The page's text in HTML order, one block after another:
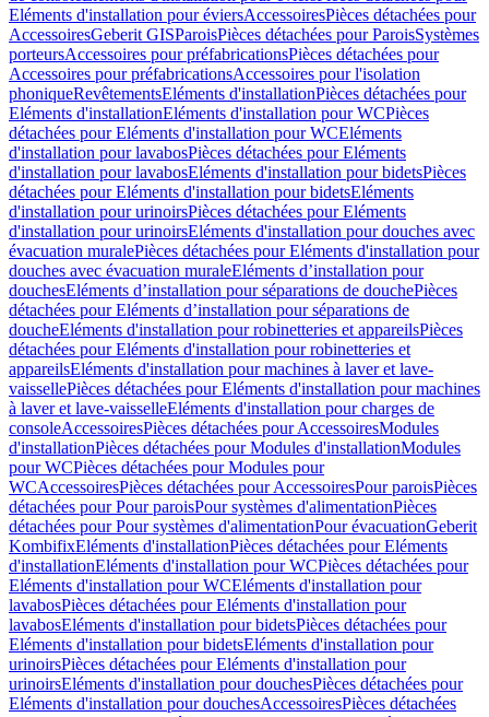
Eléments d'installation pour éviersAccessoiresPièces détachées pour
AccessoiresGeberit GISParoisPièces détachées pour ParoisSystèmes
porteursAccessoires pour préfabricationsPièces détachées pour
Accessoires pour préfabricationsAccessoires pour l'isolation
phoniqueRevêtementsEléments d'installationPièces détachées pour
Eléments d'installationEléments d'installation pour WCPièces
détachées pour Eléments d'installation pour WCEléments
d'installation pour lavabosPièces détachées pour Eléments
d'installation pour lavabosEléments d'installation pour bidetsPièces
détachées pour Eléments d'installation pour bidetsEléments
d'installation pour urinoirsPièces détachées pour Eléments
d'installation pour urinoirsEléments d'installation pour douches avec
évacuation muralePièces détachées pour Eléments d'installation pour
douches avec évacuation muraleEléments d’installation pour
douchesEléments d’installation pour séparations de douchePièces
détachées pour Eléments d’installation pour séparations de
doucheEléments d'installation pour robinetteries et appareilsPièces
détachées pour Eléments d'installation pour robinetteries et
appareilsEléments d'installation pour machines à laver et lave-
vaissellePièces détachées pour Eléments d'installation pour machines
à laver et lave-vaisselleEléments d'installation pour charges de
consoleAccessoiresPièces détachées pour AccessoiresModules
d'installationPièces détachées pour Modules d'installationModules
pour WCPièces détachées pour Modules pour
WCAccessoiresPièces détachées pour AccessoiresPour paroisPièces
détachées pour Pour paroisPour systèmes d'alimentationPièces
détachées pour Pour systèmes d'alimentationPour évacuationGeberit
KombifixEléments d'installationPièces détachées pour Eléments
d'installationEléments d'installation pour WCPièces détachées pour
Eléments d'installation pour WCEléments d'installation pour
lavabosPièces détachées pour Eléments d'installation pour
lavabosEléments d'installation pour bidetsPièces détachées pour
Eléments d'installation pour bidetsEléments d'installation pour
urinoirsPièces détachées pour Eléments d'installation pour
urinoirsEléments d'installation pour douchesPièces détachées pour
Eléments d'installation pour douchesAccessoiresPièces détachées